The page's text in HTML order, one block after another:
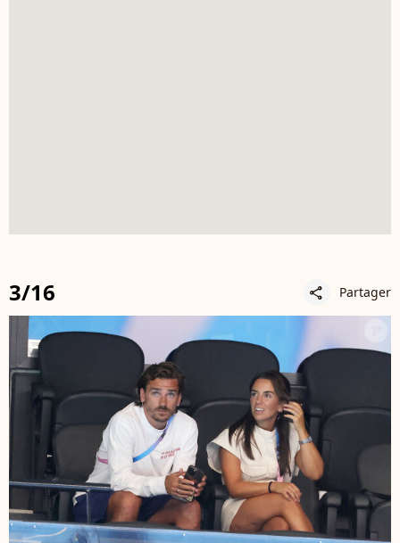
3/16 share Partager